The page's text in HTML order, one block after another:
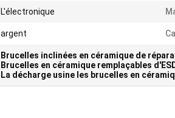
L'électronique
argent
Brucelles inclinées en céramique de
Brucelles en céramique remplaçables
La décharge usine les brucelles en